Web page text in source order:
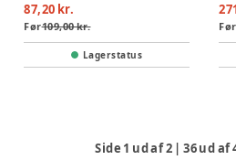
87,20 kr.
Før109,00 kr.
Lagerstatus
Før
Side 1 ud af2 |36ud af